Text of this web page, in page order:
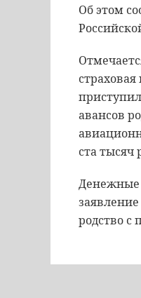
Об этом
авансов
ста тысяч
Денежные
родство с